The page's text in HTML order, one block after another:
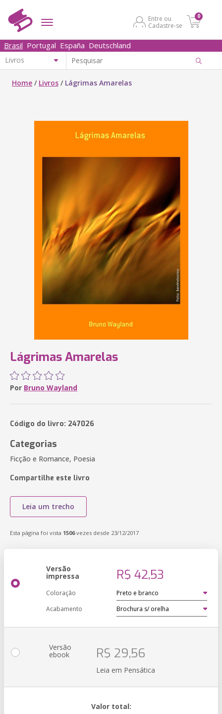
Entre ou
Cadastre-se
0
Brasil Portugal España Deutschland
Home / Livros / Lágrimas Amarelas
Lágrimas Amarelas
Por Bruno Wayland
Código do livro: 247026
Categorias
Ficção e Romance, Poesia
Compartilhe este livro
Leia um trecho
Esta página foi vista 1506vezes desde 23/12/2017
Versão
impressa R$ 42,53
Coloração
Acabamento
Versão
ebook R$ 29,56
Leia em Pensática
Valor total: